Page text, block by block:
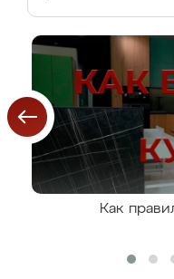
Как